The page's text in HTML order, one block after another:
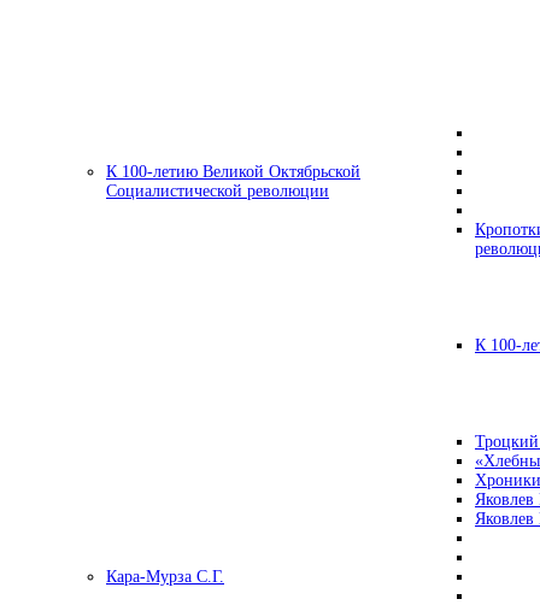
К 100-летию Великой Октябрьской
Социалистической революции
К 100-
Кара-Мурза С.Г.